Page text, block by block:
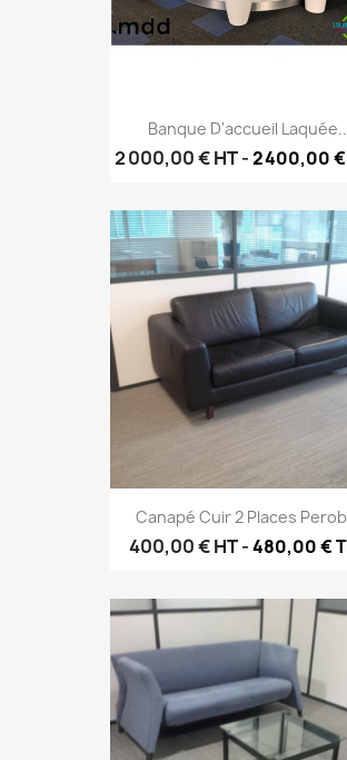
Banque D'accueil
2 000,00 €HT-2 400,00 €
Canapé Cuir 2 Places
400,00 €HT-480,00 €